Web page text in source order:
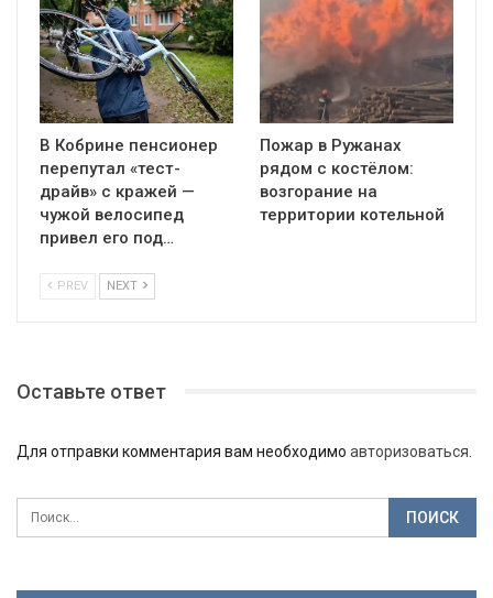
В Кобрине пенсионер
перепутал «тест-
драйв» с кражей —
чужой велосипед
привел его под…
Пожар в Ружанах
рядом с костёлом:
возгорание на
территории котельной
PREV NEXT
Оставьте ответ
Для отправки комментария вам необходимо авторизоваться